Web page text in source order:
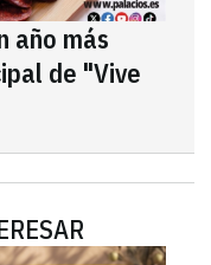
año más
de "Vive